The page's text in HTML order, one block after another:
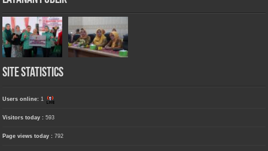
Site Statistics
Users online:1
Visitors today :593
Page views today :792